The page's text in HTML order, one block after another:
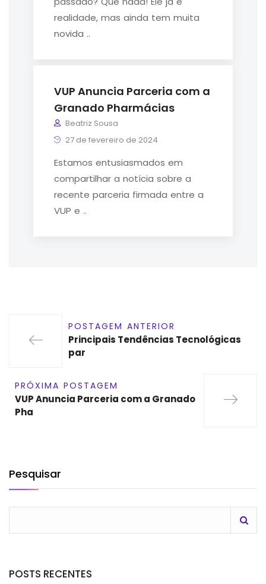
realidade, mas ainda tem muita
novida ..
VUP Anuncia Parceria com a
Granado Pharmácias
Beatriz Sousa
27 de fevereiro de 2024
Estamos entusiasmados em
compartilhar a notícia sobre a
recente parceria firmada entre a
VUP e ..
POSTAGEM ANTERIOR
Principais Tendências Tecnológicas
par
PRÓXIMA POSTAGEM
VUP Anuncia Parceria com a Granado
Pha
Pesquisar
POSTS RECENTES